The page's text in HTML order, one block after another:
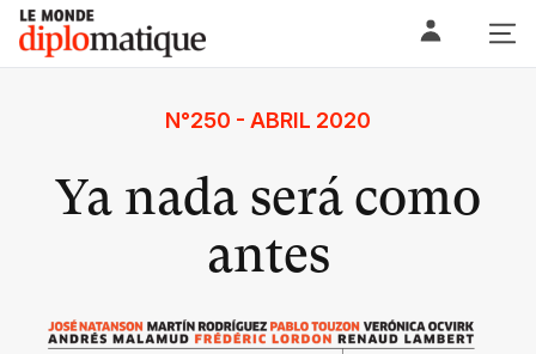
Skip
content
Le monde diplomatique
N°250 - ABRIL 2020
Ya nada será como
antes